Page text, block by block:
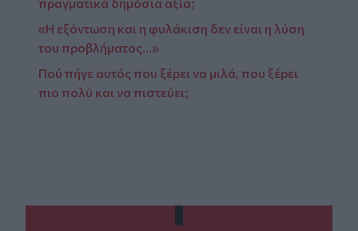
«Η εξόντωση και η φυλάκιση δεν είναι η λύση
του προβλήματος…»
Πού πήγε αυτός που ξέρει να μιλά, που ξέρει
πιο πολύ και να πιστεύει;